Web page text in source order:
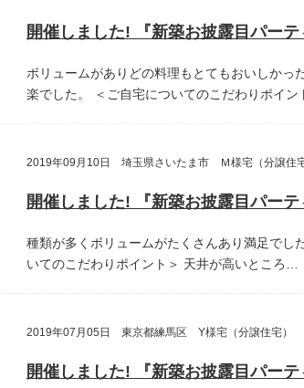
ボリュームがありどの料理もとてもおいしかっ
楽でした。
＜ご自宅についてのこだわりポイン
2019年09月10日 埼玉県さいたま市 Ｍ様宅（分譲住宅
種類が多くボリュームがたくさんあり満足でした
いてのこだわりポイント＞ 天井が高いところ…
2019年07月05日 東京都練馬区 Y様宅（分譲住宅）